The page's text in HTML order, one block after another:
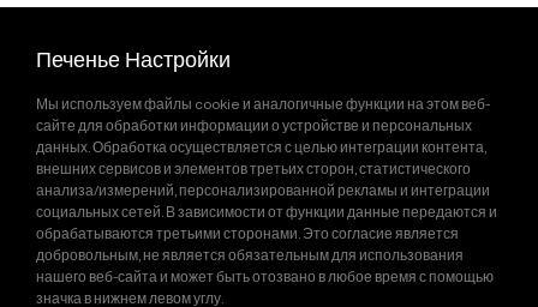
Связанные Проекты
Все Проекты
Закрытый Спортивный зал Начальной
Школы Sarıyer Hatemoğlu
Печенье Настройки
Мы используем файлы cookie и аналогичные функции на этом веб-
сайте для обработки информации о устройстве и персональных
данных. Обработка осуществляется с целью интеграции контента,
внешних сервисов и элементов третьих сторон, статистического
анализа/измерений, персонализированной рекламы и интеграции
социальных сетей. В зависимости от функции данные передаются и
обрабатываются третьими сторонами. Это согласие является
добровольным, не является обязательным для использования
нашего веб-сайта и может быть отозвано в любое время с помощью
значка в нижнем левом углу.